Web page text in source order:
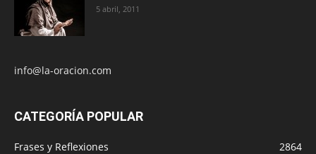
5 abril, 2011
info@la-oracion.com
CATEGORÍA POPULAR
Frases y Reflexiones
2864